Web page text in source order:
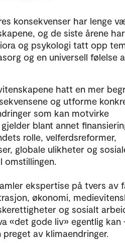
konsekvenser har lenge
og de siste årene
og psykologi tatt opp
og en universell følelse
hatt en mer
og utforme
som kan motvirke
blant annet
rolle, velferdsreformer,
globale ulikheter og
ekspertise på tvers av
økonomi,
og sosialt
«det gode liv» egentlig kan
av klimaendringer.